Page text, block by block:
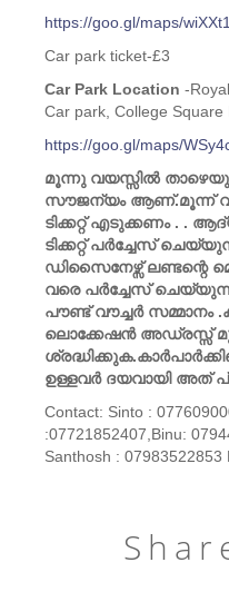
https://goo.gl/maps/
Car park ticket-£3
Car Park Location -
Car park, College Square
https://goo.gl/maps/
മൂന്നു വയസ്സിൽ
സൗജന്യം ആണ്.മൂന്ന്
ടിക്കറ്റ് എടുക്കണം . .
ടിക്കറ്റ് പർച്ചേസ്
ഡിസൈനേഴ്സ് ലണ്ടന്റെ
വരെ പർച്ചേസ് ചെയ്യുന്ന
പൗണ്ട് വൗച്ചർ സമ്മാനം
ലൊക്കേഷൻ അഡ്രസ്സ്
ഉള്ളവർ ദയവായി അത്
Contact: Sinto :
:07721852407,Binu:
Santhosh :